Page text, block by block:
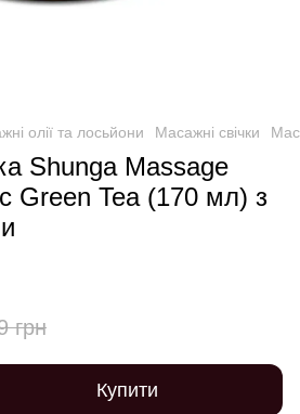
олії та лосьйони Масажні свічки
Shunga Massage
Green Tea (170 мл) з
грн
Купити